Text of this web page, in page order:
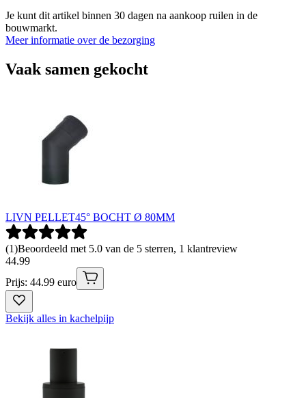
Je kunt dit artikel binnen 30 dagen na aankoop ruilen in de
bouwmarkt.
Meer informatie over de bezorging
Vaak samen gekocht
LIVN PELLET45° BOCHT Ø 80MM
(1)Beoordeeld met 5.0 van de 5 sterren, 1 klantreview
44.99
Prijs: 44.99 euro
Bekijk alles in kachelpijp